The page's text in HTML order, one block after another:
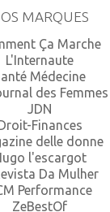
MARQUES
Ça Marche
L'Internaute
Médecine
des Femmes
JDN
Finances
delle donne
l'escargot
Da Mulher
Performance
ZeBestOf